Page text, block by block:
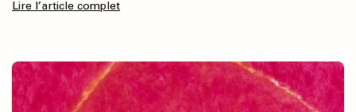
Lire l’article complet